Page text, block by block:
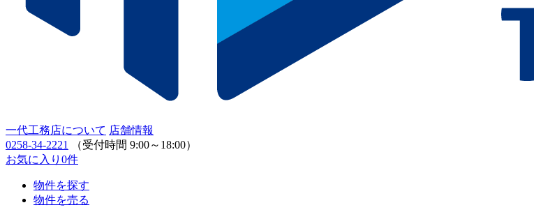
一代工務店について 店舗情報
0258-34-2221
（受付時間 9:00～18:00）
お気に入り 0件
物件を探す
物件を売る